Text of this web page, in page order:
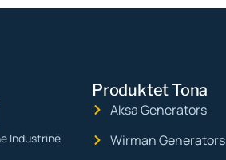
Industrinë
Produktet Tona
Aksa Generators
Wirman Generators